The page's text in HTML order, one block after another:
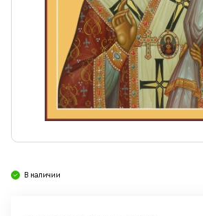
Ювелирные изделия
В наличии